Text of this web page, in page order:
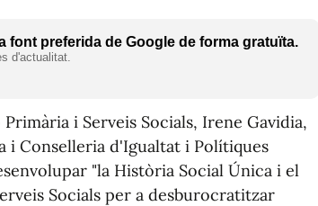
font preferida de Google de forma gratuïta.
d'actualitat.
i Serveis Socials, Irene Gavidia,
i Conselleria d'Igualtat i Polítiques
"la Història Social Única i el
Socials per a desburocratitzar